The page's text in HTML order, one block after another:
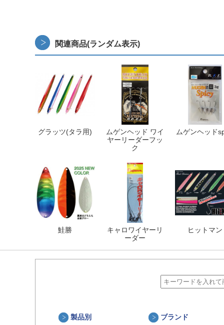
関連商品(ランダム表示)
グラッツ(タラ用)
ムゲンヘッド ワイ
ヤーリーダーフッ
ク
ムゲンヘッド
鮭勝
キャロワイヤーリ
ーダー
ヒットマン
製品別 ブランド